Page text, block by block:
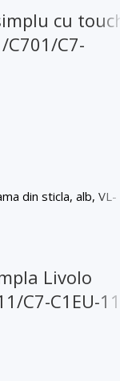
cu
C7-
Livolo
C7-C1EU-11